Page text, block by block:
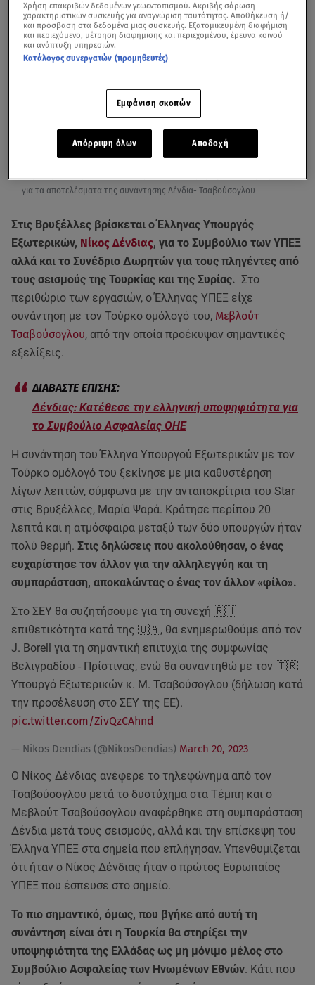
για τα αποτελέσματα της συνάντησης Δένδια- Τσαβούσογλου
Στις Βρυξέλλες βρίσκεται ο Έλληνας Υπουργός
Εξωτερικών, Νίκος Δένδιας, για το Συμβούλιο των ΥΠΕΞ
αλλά και το Συνέδριο Δωρητών για τους πληγέντες από
τους σεισμούς της Τουρκίας και της Συρίας. Στο
περιθώριο των εργασιών, ο Έλληνας ΥΠΕΞ είχε
συνάντηση με τον Τούρκο ομόλογό του, Μεβλούτ
Τσαβούσογλου, από την οποία προέκυψαν σημαντικές
εξελίξεις.
Δένδιας: Κατέθεσε την ελληνική υποψηφιότητα για
το Συμβούλιο Ασφαλείας ΟΗΕ
Η συνάντηση του Έλληνα Υπουργού Εξωτερικών με τον
Τούρκο ομόλογό του ξεκίνησε με μια καθυστέρηση
λίγων λεπτών, σύμφωνα με την ανταποκρίτρια του Star
στις Βρυξέλλες, Μαρία Ψαρά. Κράτησε περίπου 20
λεπτά και η ατμόσφαιρα μεταξύ των δύο υπουργών ήταν
πολύ θερμή. Στις δηλώσεις που ακολούθησαν, ο ένας
ευχαρίστησε τον άλλον για την αλληλεγγύη και τη
συμπαράσταση, αποκαλώντας ο ένας τον άλλον «φίλο».
Στο ΣΕΥ θα συζητήσουμε για τη συνεχή 🇷🇺
επιθετικότητα κατά της 🇺🇦, θα ενημερωθούμε από τον
J. Borell για τη σημαντική επιτυχία της συμφωνίας
Βελιγραδίου - Πρίστινας, ενώ θα συναντηθώ με τον 🇹🇷
Υπουργό Εξωτερικών κ. Μ. Τσαβούσογλου (δήλωση κατά
την προσέλευση στο ΣΕΥ της ΕΕ).
pic.twitter.com/ZivQzCAhnd
— Nikos Dendias (@NikosDendias) March 20, 2023
Ο Νίκος Δένδιας ανέφερε το τηλεφώνημα από τον
Τσαβούσογλου μετά το δυστύχημα στα Τέμπη και ο
Μεβλούτ Τσαβούσογλου αναφέρθηκε στη συμπαράσταση
Δένδια μετά τους σεισμούς, αλλά και την επίσκεψη του
Έλληνα ΥΠΕΞ στα σημεία που επλήγησαν. Υπενθυμίζεται
ότι ήταν ο Νίκος Δένδιας ήταν ο πρώτος Ευρωπαίος
ΥΠΕΞ που έσπευσε στο σημείο.
Το πιο σημαντικό, όμως, που βγήκε από αυτή τη
συνάντηση είναι ότι η Τουρκία θα στηρίξει την
υποψηφιότητα της Ελλάδας ως μη μόνιμο μέλος στο
Συμβούλιο Ασφαλείας των Ηνωμένων Εθνών. Κάτι που
Χρήση επακριβών δεδομένων γεωεντοπισμού. Ακριβής σάρωση
χαρακτηριστικών συσκευής για αναγνώριση ταυτότητας. Αποθήκευση ή/
και πρόσβαση στα δεδομένα μιας συσκευής. Εξατομικευμένη διαφήμιση
και περιεχόμενο, μέτρηση διαφήμισης και περιεχομένου, έρευνα κοινού
και ανάπτυξη υπηρεσιών.
Κατάλογος συνεργατών (προμηθευτές)
Εμφάνιση σκοπών
Απόρριψη όλων Αποδοχή